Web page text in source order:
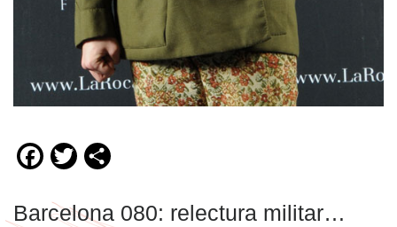
Facebook
Twitter
Barcelona 080: relectura militar…